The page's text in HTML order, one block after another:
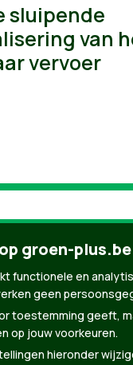
sluipende
van
vervoer
2026 |
groen-plus.be
functionele en
geen
toestemming geeft,
op jouw voorkeuren.
hieronder